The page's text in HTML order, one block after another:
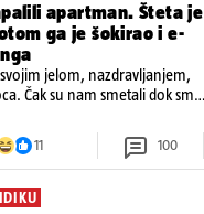
apartman. Šteta je
ga je šokirao i e-
jelom, nazdravljanjem,
Čak su nam smetali dok smo
11 100